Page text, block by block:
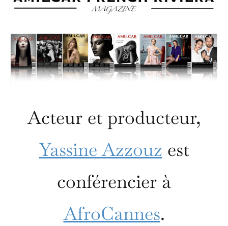
Acteur et producteur,
Yassine Azzouz est
conférencier à
AfroCannes.